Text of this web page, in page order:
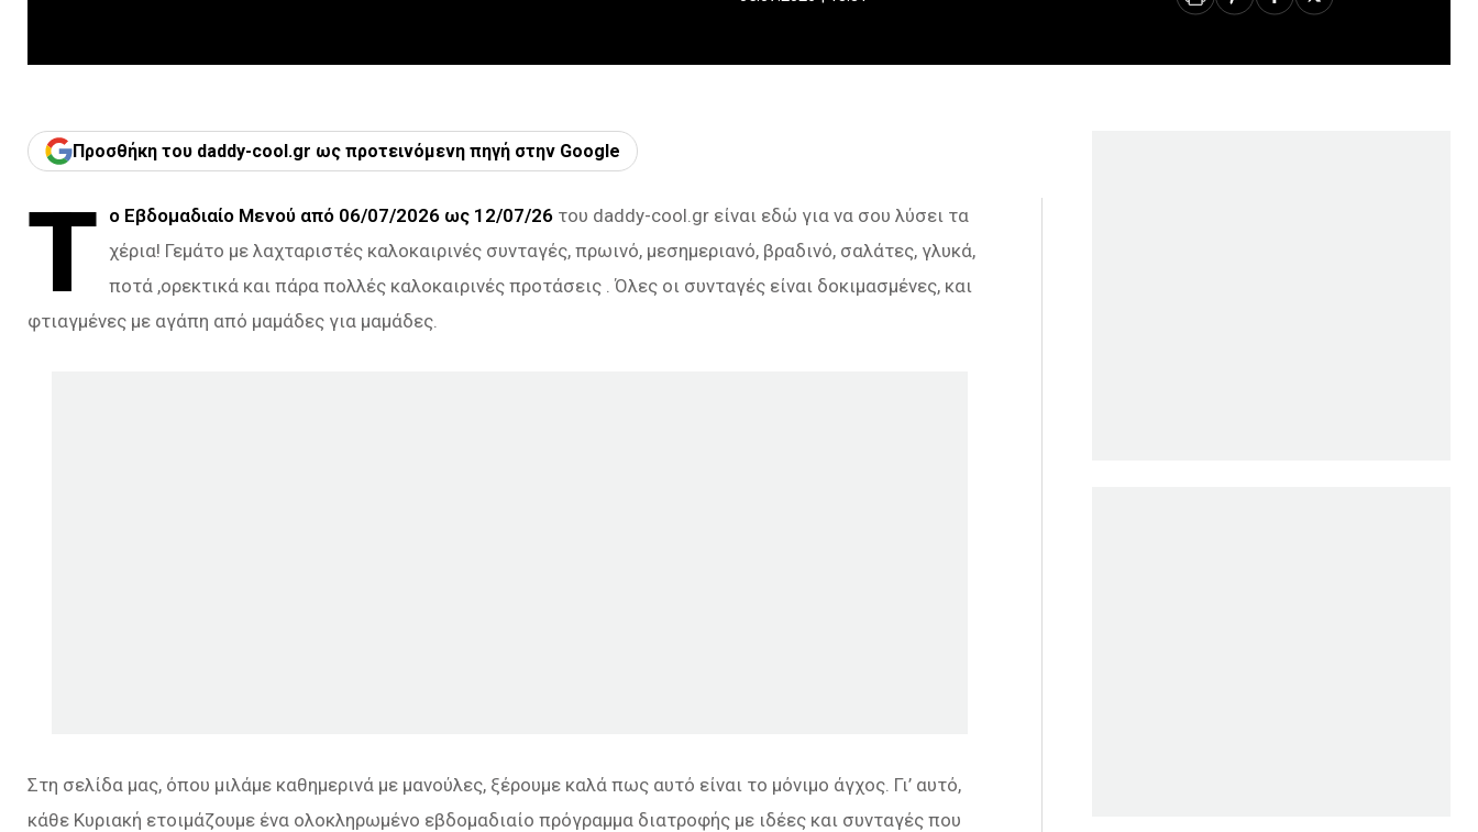
Προσθήκη του daddy-cool.gr ως προτεινόμενη πηγή στην Google
Τ ο Εβδομαδιαίο Μενού από 06/07/2026 ως 12/07/26 του daddy-cool.gr είναι εδώ για να σου λύσει τα
χέρια! Γεμάτο με λαχταριστές καλοκαιρινές συνταγές, πρωινό, μεσημεριανό, βραδινό, σαλάτες, γλυκά,
ποτά ,ορεκτικά και πάρα πολλές καλοκαιρινές προτάσεις . Όλες οι συνταγές είναι δοκιμασμένες, και
φτιαγμένες με αγάπη από μαμάδες για μαμάδες.
Στη σελίδα μας, όπου μιλάμε καθημερινά με μανούλες, ξέρουμε καλά πως αυτό είναι το μόνιμο άγχος. Γι’ αυτό,
κάθε Κυριακή ετοιμάζουμε ένα ολοκληρωμένο εβδομαδιαίο πρόγραμμα διατροφής με ιδέες και συνταγές που